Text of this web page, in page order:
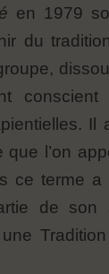
en 1979
du
conscient
Il
que l’on
ce terme a
de son